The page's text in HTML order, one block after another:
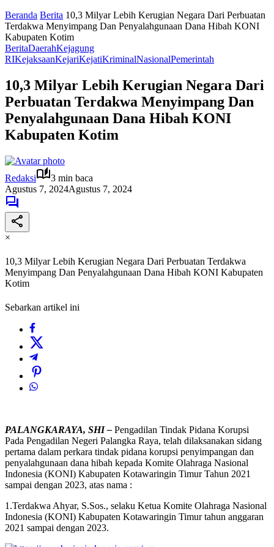
Beranda Berita 10,3 Milyar Lebih Kerugian Negara Dari Perbuatan
Terdakwa Menyimpang Dan Penyalahgunaan Dana Hibah KONI
Kabupaten Kotim
BeritaDaerahKejagung
RIKejaksaanKejariKejatiKriminalNasionalPemerintah
10,3 Milyar Lebih Kerugian Negara Dari
Perbuatan Terdakwa Menyimpang Dan
Penyalahgunaan Dana Hibah KONI
Kabupaten Kotim
Redaksi
3 min baca
Agustus 7, 2024Agustus 7, 2024
×
10,3 Milyar Lebih Kerugian Negara Dari Perbuatan Terdakwa
Menyimpang Dan Penyalahgunaan Dana Hibah KONI Kabupaten
Kotim
Sebarkan artikel ini
PALANGKARAYA, SHI – Pengadilan Tindak Pidana Korupsi
Pada Pengadilan Negeri Palangka Raya, telah dilaksanakan sidang
pertama dalam perkara tindak pidana korupsi penyimpangan dan
penyalahgunaan dana hibah kepada Komite Olahraga Nasional
Indonesia (KONI) Kabupaten Kotawaringin Timur Tahun 2021
sampai dengan 2023, atas nama :
1.Terdakwa Ahyar, S.Sos., selaku Ketua Komite Olahraga Nasional
Indonesia (KONI) Kabupaten Kotawaringin Timur tahun anggaran
2021 sampai dengan 2023.